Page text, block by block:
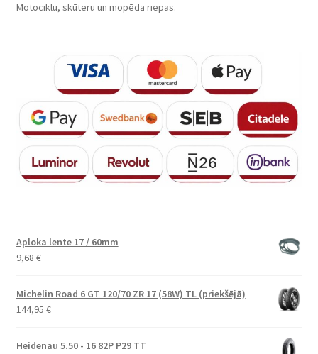
Motociklu, skūteru un mopēda riepas.
Aploka lente 17 / 60mm
9,68 €
Michelin Road 6 GT 120/70 ZR 17 (58W) TL (priekšējā)
144,95 €
Heidenau 5.50 - 16 82P P29 TT